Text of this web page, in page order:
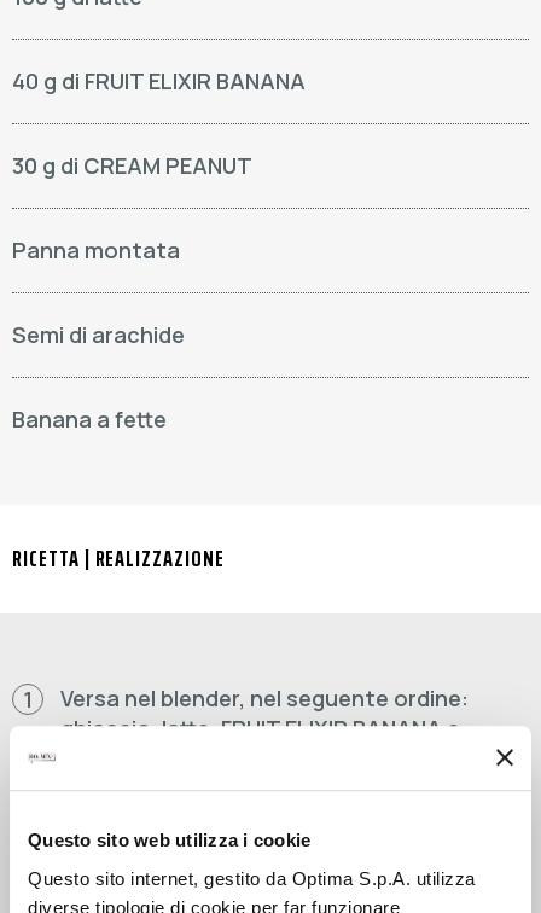
Questo sito web utilizza i cookie
Questo sito internet, gestito da Optima S.p.A. utilizza
diverse tipologie di cookie per far funzionare
40 g di FRUIT ELIXIR BANANA
30 g di CREAM PEANUT
Panna montata
Semi di arachide
Banana a fette
RICETTA | REALIZZAZIONE
1
Versa nel blender, nel seguente ordine:
ghiaccio, latte, FRUIT ELIXIR BANANA e
2 Frulla per 30".